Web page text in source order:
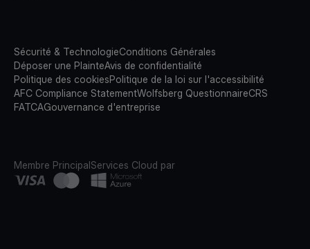
Sécurité & TechnologieConditions Générales
Déposer une PlainteAvis de confidentialité
Politique des cookiesPolitique de la loi sur l'accessibilité
AFC Compliance StatementWolfsberg QuestionnaireCRS
FATCAGouvernance d'entreprise
Membre PrincipalServices Cloud par